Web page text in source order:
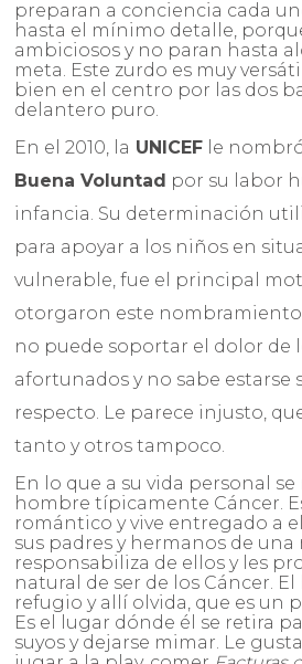
preparan a conciencia cada
hasta el mínimo detalle,
ambiciosos y no paran hasta
meta. Este zurdo es muy
bien en el centro por las dos
delantero puro.
En el 2010, la UNICEF le
Buena Voluntad por su labor
infancia. Su determinación
para apoyar a los niños en
vulnerable, fue el principal
otorgaron este nombramiento.
no puede soportar el dolor de
afortunados y no sabe estarse
respecto. Le parece injusto,
tanto y otros tampoco.
En lo que a su vida personal se
hombre típicamente Cáncer.
romántico y vive entregado a
sus padres y hermanos de una
responsabiliza de ellos y les
natural de ser de los Cáncer. El
refugio y allí olvida, que es un
Es el lugar dónde él se retira
suyos y dejarse mimar. Le